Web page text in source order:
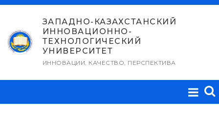
Перейти
содержимому
ЗАПАДНО-КАЗАХСТАНСКИЙ
ИННОВАЦИОННО-
ТЕХНОЛОГИЧЕСКИЙ
УНИВЕРСИТЕТ
ИННОВАЦИИ, КАЧЕСТВО, ПЕРСПЕКТИВА